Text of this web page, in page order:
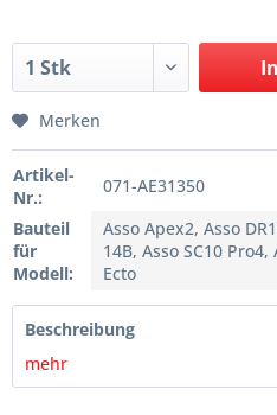
Merken
Artikel-
Nr.:
071-AE31350
Bauteil
für
Modell:
Asso Apex2, Asso
14B, Asso SC10
Ecto
Beschreibung
mehr